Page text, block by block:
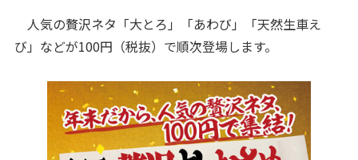
人気の贅沢ネタ「大とろ」「あわび」「天然生車え
び」などが100円（税抜）で順次登場します。